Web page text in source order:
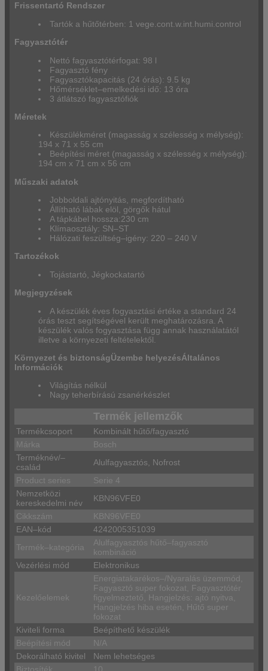
Frissentartó Rendszer
Tartók a hűtőtérben: 1 vege.cont.w.int.humi.control
Fagyasztótér
Nettó fagyasztótérfogat: 98 l
Fagyasztó fény
Fagyasztókapacitás (24 órás): 9.5 kg
Hőmérséklet–emelkedési idő: 13 óra
3 átlátszó fagyasztófiók
Méretek
Készülékméret (magasság x szélesség x mélység):
194 x 71 x 55 cm
Beépítési méret (magasság x szélesség x mélység):
194 cm x 71 cm x 56 cm
Műszaki adatok
Jobboldali ajtónyitás, megfordítható
Állítható lábak elöl, görgők hátul
A tápkábel hossza:230 cm
Klímaosztály: SN–ST
Hálózati feszültség–igény: 220 – 240 V
Tartozékok
Tojástartó, Jégkockatartó
Megjegyzések
A készülék éves fogyasztási értéke a standard 24
órás teszt segítségével került meghatározásra. A
készülék valós fogyasztása függ annak használatától
illetve a környezeti feltételektől.
Környezet és biztonságÜzembe helyezésÁltalános
Információk
Világítás nélkül
Nagy teherbírású zsanérkészlet
Termék jellemzők
Termékcsoport
Kombinált hűtő/fagyasztó
Márka
Bosch
Terméknév/–
család
Alulfagyasztós, Nofrost
Product series
Serie 4
Nemzetközi
kereskedelmi név
KBN96VFE0
Cikkszám
KBN96VFE0
EAN–kód
4242005351039
Termék–kategória
Alulfagyasztós hűtő–fagyasztó
kombináció
Vezérlési mód
Elektronikus
Kezelőelemek
Energiatakarékos–/Nyaralás üzemmód,
Fagyasztó super fokozat, Fagyasztótér
figyelmeztető, Hangjelzés: ajtó nyitva,
Hangjelzés hiba esetén, Hűtő super
fokozat
Kiviteli forma
Beépíthető készülék
Beépítési mód
N/A
Dekorálható kivitel
Nem lehetséges